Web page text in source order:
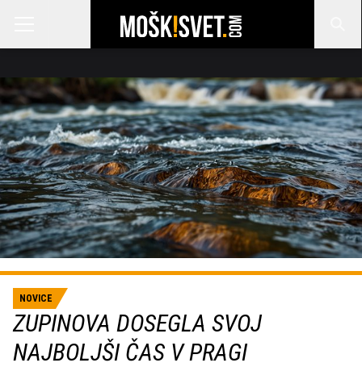
NOVICE
ZUPINOVA DOSEGLA SVOJ
NAJBOLJŠI ČAS V PRAGI